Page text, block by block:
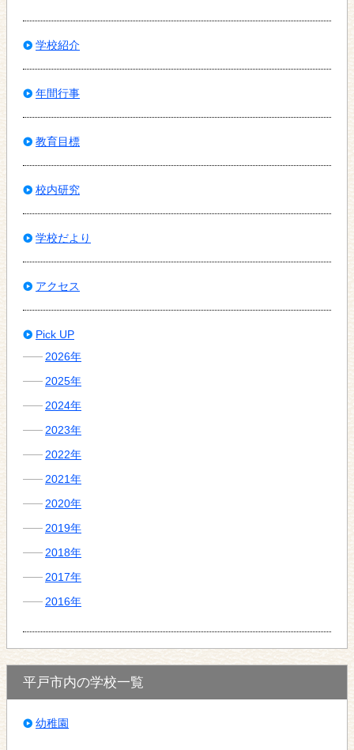
学校紹介
年間行事
教育目標
校内研究
学校だより
アクセス
Pick UP
2026年
2025年
2024年
2023年
2022年
2021年
2020年
2019年
2018年
2017年
2016年
平戸市内の学校一覧
幼稚園